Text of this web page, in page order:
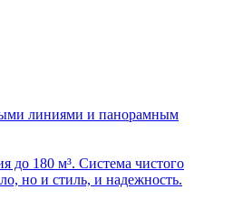
линиями и панорамным
до 180 м³. Система чистого
но и стиль, и надежность.